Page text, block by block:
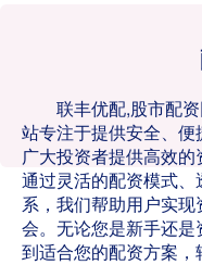
联丰优配,股市配
站专注于提供安全、
广大投资者提供高效的
通过灵活的配资模式
系，我们帮助用户实
会。无论您是新手还
到适合您的配资方案，